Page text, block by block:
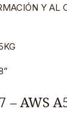
Y AL
– AWS